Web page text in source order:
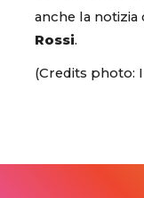
anche la notizia
Rossi.
(Credits photo: